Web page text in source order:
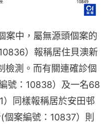
案中，屬無源頭個案的
）報稱居住貝澳新
檢測。而有關連確診個
號：10838）及一名68
同樣報稱居於安田邨
案編號：10837）則